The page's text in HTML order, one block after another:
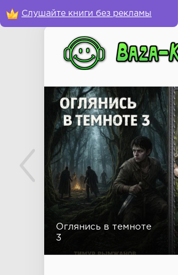
Слушайте книги без рекламы
Оглянись в темноте
3